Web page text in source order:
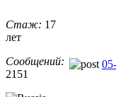
Стаж: 17
лет
Сообщений:
2151